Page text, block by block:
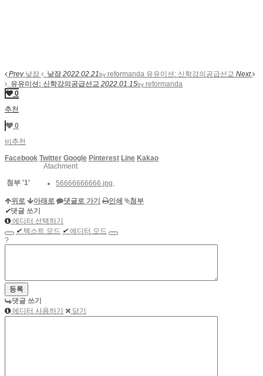
Prev낮잠 낮잠 2022.02.21by reformanda 유유미션: 신학강의공급선교 Next
유유미션: 신학강의공급선교 2022.01.15by reformanda
0
추천
0
비추천
Facebook Twitter Google Pinterest Line Kakao
Atachment
첨부 '1' 56666666666.jpg
위로 아래로 댓글로 가기 인쇄
첨부
✔댓글 쓰기
에디터 선택하기
✔ 텍스트 모드 ✔에디터 모드
?
댓글 쓰기
에디터 사용하기
닫기